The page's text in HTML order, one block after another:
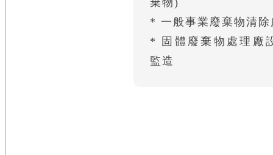
* 一般事業廢棄物清除
* 固體廢棄物處理廠
監造